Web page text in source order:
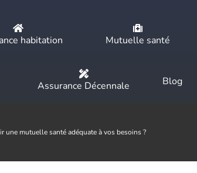
habitation Mutuelle santé
Assurance Décennale Blog
une mutuelle santé adéquate à vos besoins ?